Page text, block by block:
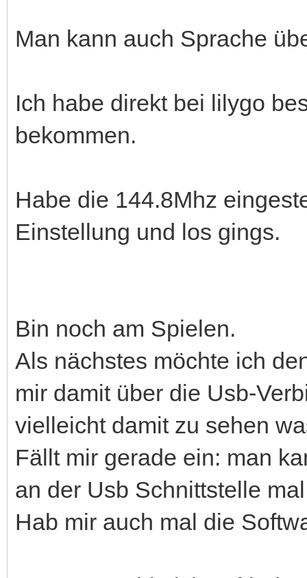
Man kann auch Sprache
Ich habe direkt bei lilygo
bekommen.
Habe die 144.8Mhz
Einstellung und los gings.
Bin noch am Spielen.
Als nächstes möchte ich
mir damit über die Usb-
vielleicht damit zu sehen
Fällt mir gerade ein: man
an der Usb Schnittstelle
Hab mir auch mal die